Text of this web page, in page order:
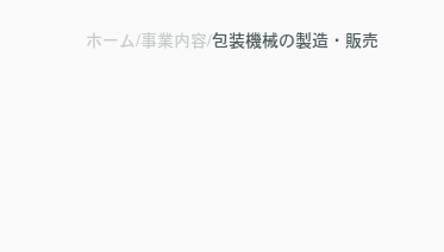
ホーム/事業内容/包装機械の製造・販売